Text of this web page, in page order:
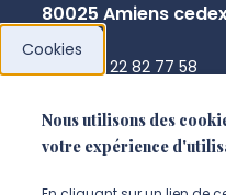
80025 Amiens
+33 3 22 82 77 58
NOUS CONTACTER
Cookies
Nous utilisons des
votre expérience